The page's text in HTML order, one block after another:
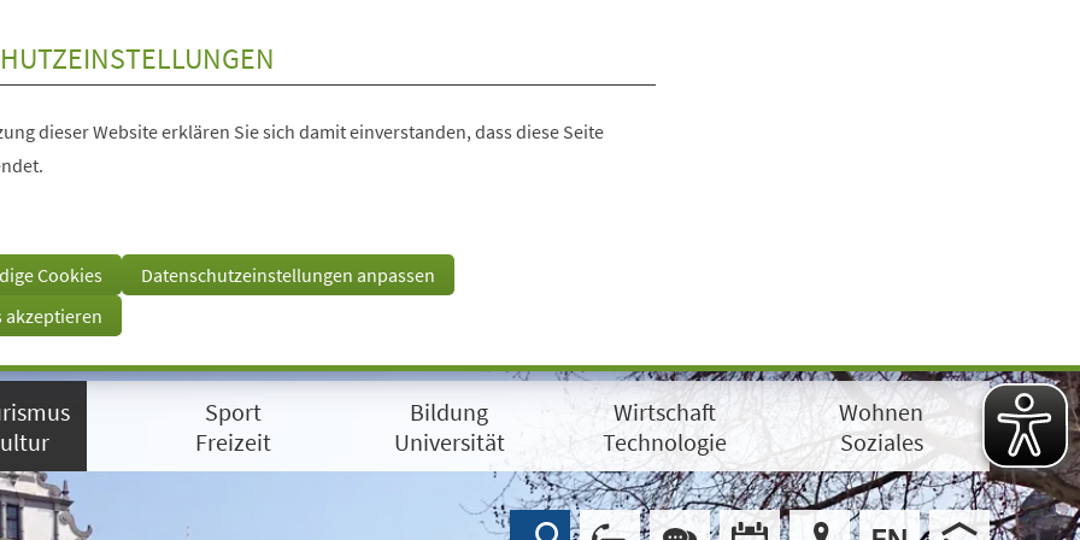
dieser Website erklären Sie sich damit einverstanden, dass diese Seite
Cookies
Datenschutzeinstellungen anpassen
akzeptieren
Sport
Freizeit
Bildung
Universität
Wirtschaft
Technologie
Wohnen
Soziales